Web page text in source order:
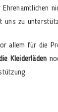
Ehrenamtlichen
uns zu
allem für die
Kleiderläden